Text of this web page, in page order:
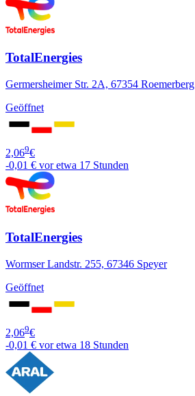
TotalEnergies
Germersheimer Str. 2A, 67354 Roemerberg
Geöffnet
2,069€
-0,01 € vor etwa 17 Stunden
TotalEnergies
Wormser Landstr. 255, 67346 Speyer
Geöffnet
2,069€
-0,01 € vor etwa 18 Stunden